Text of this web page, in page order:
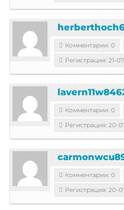
Комментарии: 0
Регистрация: 21-
Комментарии: 0
Регистрация: 20-
Комментарии: 0
Регистрация: 20-